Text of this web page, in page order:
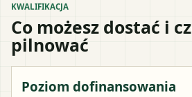
KWALIFIKACJA
Co możesz dostać i
pilnować
Poziom dofinansowania